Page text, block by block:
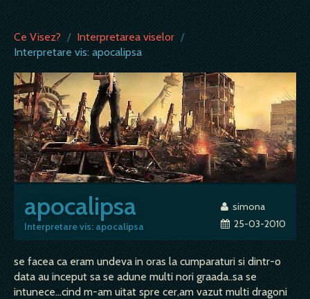
Ce Visez? / Interpretarea viselor /
Interpretare vis: apocalipsa
apocalipsa
Interpretare vis: apocalipsa
simona
25-03-2010
se facea ca eram undeva in oras la cumparaturi si dintr-o
data au inceput sa se adune multi nori graada..sa se
intunece...cind m-am uitat spre cer,am vazut multi dragoni